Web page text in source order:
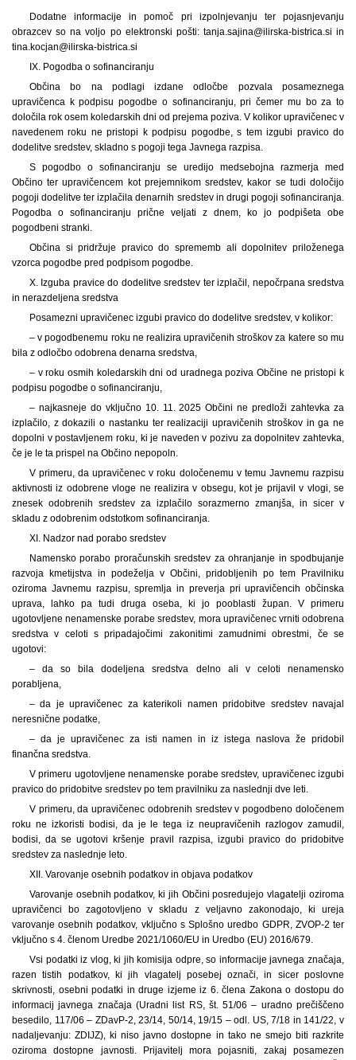
Dodatne informacije in pomoč pri izpolnjevanju ter pojasnjevanju
obrazcev so na voljo po elektronski pošti: tanja.sajina@ilirska-bistrica.si in
tina.kocjan@ilirska-bistrica.si
IX. Pogodba o sofinanciranju
Občina bo na podlagi izdane odločbe pozvala posameznega
upravičenca k podpisu pogodbe o sofinanciranju, pri čemer mu bo za to
določila rok osem koledarskih dni od prejema poziva. V kolikor upravičenec v
navedenem roku ne pristopi k podpisu pogodbe, s tem izgubi pravico do
dodelitve sredstev, skladno s pogoji tega Javnega razpisa.
S pogodbo o sofinanciranju se uredijo medsebojna razmerja med
Občino ter upravičencem kot prejemnikom sredstev, kakor se tudi določijo
pogoji dodelitve ter izplačila denarnih sredstev in drugi pogoji sofinanciranja.
Pogodba o sofinanciranju prične veljati z dnem, ko jo podpišeta obe
pogodbeni stranki.
Občina si pridržuje pravico do sprememb ali dopolnitev priloženega
vzorca pogodbe pred podpisom pogodbe.
X. Izguba pravice do dodelitve sredstev ter izplačil, nepočrpana sredstva
in nerazdeljena sredstva
Posamezni upravičenec izgubi pravico do dodelitve sredstev, v kolikor:
– v pogodbenemu roku ne realizira upravičenih stroškov za katere so mu
bila z odločbo odobrena denarna sredstva,
– v roku osmih koledarskih dni od uradnega poziva Občine ne pristopi k
podpisu pogodbe o sofinanciranju,
– najkasneje do vključno 10. 11. 2025 Občini ne predloži zahtevka za
izplačilo, z dokazili o nastanku ter realizaciji upravičenih stroškov in ga ne
dopolni v postavljenem roku, ki je naveden v pozivu za dopolnitev zahtevka,
če je le ta prispel na Občino nepopoln.
V primeru, da upravičenec v roku določenemu v temu Javnemu razpisu
aktivnosti iz odobrene vloge ne realizira v obsegu, kot je prijavil v vlogi, se
znesek odobrenih sredstev za izplačilo sorazmerno zmanjša, in sicer v
skladu z odobrenim odstotkom sofinanciranja.
XI. Nadzor nad porabo sredstev
Namensko porabo proračunskih sredstev za ohranjanje in spodbujanje
razvoja kmetijstva in podeželja v Občini, pridobljenih po tem Pravilniku
oziroma Javnemu razpisu, spremlja in preverja pri upravičencih občinska
uprava, lahko pa tudi druga oseba, ki jo pooblasti župan. V primeru
ugotovljene nenamenske porabe sredstev, mora upravičenec vrniti odobrena
sredstva v celoti s pripadajočimi zakonitimi zamudnimi obrestmi, če se
ugotovi:
– da so bila dodeljena sredstva delno ali v celoti nenamensko
porabljena,
– da je upravičenec za katerikoli namen pridobitve sredstev navajal
neresnične podatke,
– da je upravičenec za isti namen in iz istega naslova že pridobil
finančna sredstva.
V primeru ugotovljene nenamenske porabe sredstev, upravičenec izgubi
pravico do pridobitve sredstev po tem pravilniku za naslednji dve leti.
V primeru, da upravičenec odobrenih sredstev v pogodbeno določenem
roku ne izkoristi bodisi, da je le tega iz neupravičenih razlogov zamudil,
bodisi, da se ugotovi kršenje pravil razpisa, izgubi pravico do pridobitve
sredstev za naslednje leto.
XII. Varovanje osebnih podatkov in objava podatkov
Varovanje osebnih podatkov, ki jih Občini posredujejo vlagatelji oziroma
upravičenci bo zagotovljeno v skladu z veljavno zakonodajo, ki ureja
varovanje osebnih podatkov, vključno s Splošno uredbo GDPR, ZVOP-2 ter
vključno s 4. členom Uredbe 2021/1060/EU in Uredbo (EU) 2016/679.
Vsi podatki iz vlog, ki jih komisija odpre, so informacije javnega značaja,
razen tistih podatkov, ki jih vlagatelj posebej označi, in sicer poslovne
skrivnosti, osebni podatki in druge izjeme iz 6. člena Zakona o dostopu do
informacij javnega značaja (Uradni list RS, št. 51/06 – uradno prečiščeno
besedilo, 117/06 – ZDavP-2, 23/14, 50/14, 19/15 – odl. US, 7/18 in 141/22, v
nadaljevanju: ZDIJZ), ki niso javno dostopne in tako ne smejo biti razkrite
oziroma dostopne javnosti. Prijavitelj mora pojasniti, zakaj posamezen